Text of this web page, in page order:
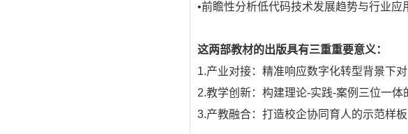
•前瞻性分析低代码技术发展趋势与行业应
这两部教材的出版具有三重重要意义：
1.产业对接：精准响应数字化转型背景下
2.教学创新：构建理论-实践-案例 三位一体
3.产教融合：打造校企协同育人的示范样